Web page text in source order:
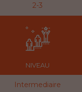
2-3
NIVEAU
Intermediaire